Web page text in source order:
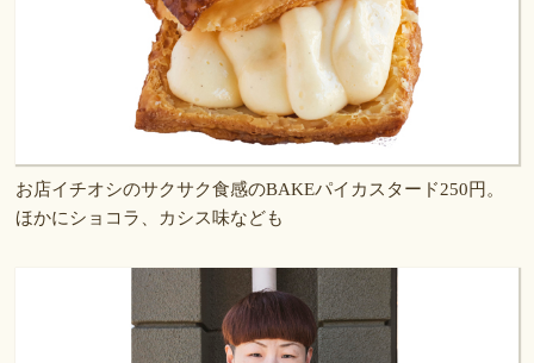
お店イチオシのサクサク食感のBAKEパイカスタード250円。
ほかにショコラ、カシス味なども